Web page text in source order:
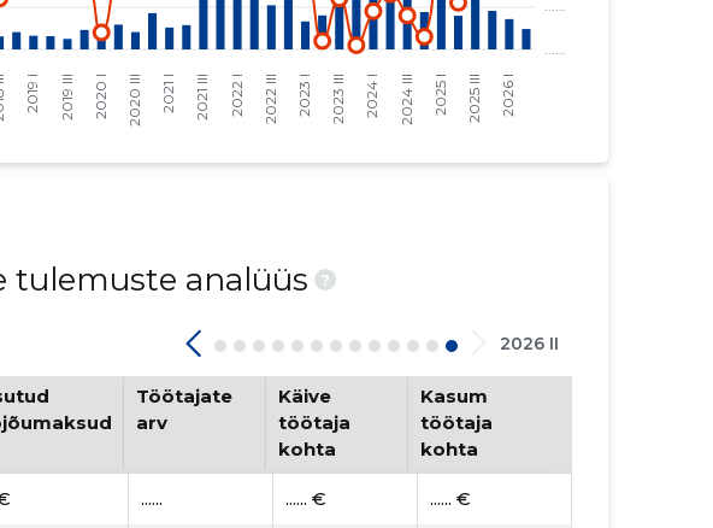
tulemuste analüüs
?
2026 II
Töötajate
arv
Käive
töötaja
kohta
Kasum
töötaja
kohta
...... ...... € ...... €